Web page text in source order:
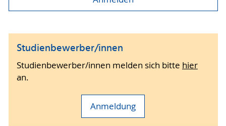
Studienbewerber/innen
Studienbewerber/innen melden sich bitte hier
an.
Anmeldung